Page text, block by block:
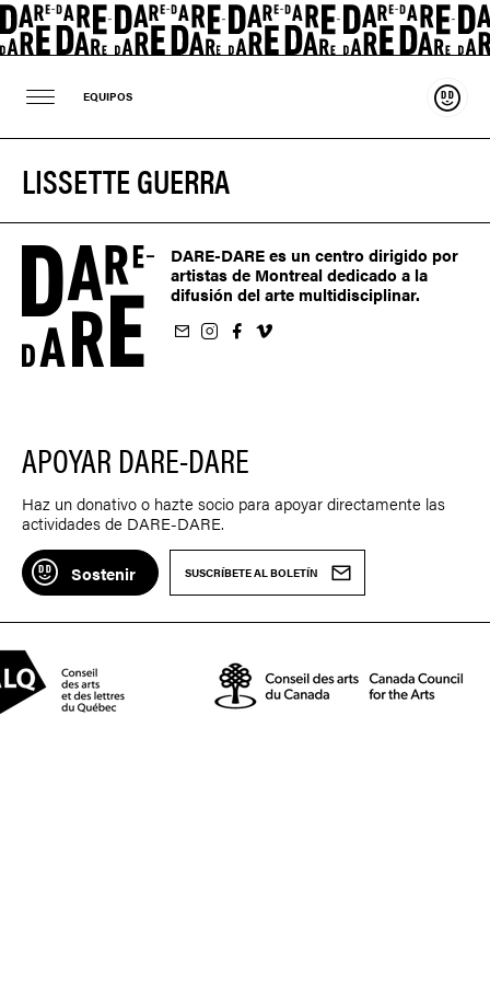
EQUIPOS
LISSETTE GUERRA
DARE-DARE es un centro dirigido por
artistas de Montreal dedicado a la
difusión del arte multidisciplinar.
sur Instagram
sur Facebook
nous sur Vimeo
APOYAR DARE-DARE
Haz un donativo o hazte socio para apoyar directamente las
actividades de DARE-DARE.
Sostenir SUSCRÍBETE AL BOLETÍN